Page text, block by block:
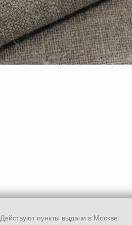
Действуют пункты выдачи в Москве: